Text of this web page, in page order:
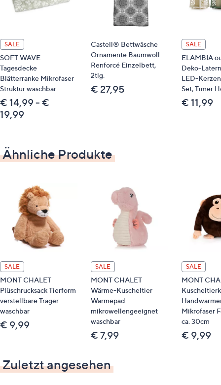
814560 Wendebettwäsche
Identifikationsnummer
GTIN: 4006891998835
Bitte beachten
Dieser Artikel ist nicht an einen Paketshop, eine
Packstation oder ins Ausland lieferbar.
SALE
SOFT WAVE
Tagesdecke
Blätterranke Mikrofaser
Struktur waschbar
€ 14,99 - €
19,99
Castell® Bettwäsche
Ornamente Baumwoll
Renforcé Einzelbett,
2tlg.
€ 27,95
SALE
ELAMBIA
Deko-
LED-
Set, Timer
€ 11,99
Ähnliche Produkte
SALE
MONT CHALET
Plüschrucksack Tierform
verstellbare Träger
waschbar
€ 9,99
SALE
MONT CHALET
Wärme-Kuscheltier
Wärmepad
mikrowellengeeignet
waschbar
€ 7,99
SALE
MONT
Mikrofaser
ca. 30cm
€ 9,99
Zuletzt angesehen